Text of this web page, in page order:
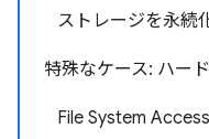
ストレージを永続
特殊なケース: ハー
File System